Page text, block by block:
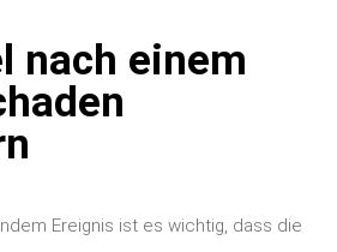
nach einem
Ereignis ist es wichtig, dass die